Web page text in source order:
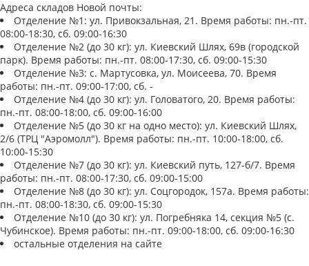
Адреса складов Новой почты:
Отделение №1: ул. Привокзальная, 21. Время работы: пн.-пт.
08:00-18:30, сб. 09:00-16:30
Отделение №2 (до 30 кг): ул. Киевский Шлях, 69в (городской
парк). Время работы: пн.-пт. 08:00-17:30, сб. 09:00-15:30
Отделение №3: с. Мартусовка, ул. Моисеева, 70. Время
работы: пн.-пт. 09:00-17:00, сб. -
Отделение №4 (до 30 кг): ул. Головатого, 20. Время работы:
пн.-пт. 08:00-18:00, сб. 09:00-16:00
Отделение №5 (до 30 кг на одно место): ул. Киевский Шлях,
2/6 (ТРЦ "Аэромолл"). Время работы: пн.-пт. 10:00-18:00, сб.
10:00-15:30
Отделение №7 (до 30 кг): ул. Киевский путь, 127-б/7. Время
работы: пн.-пт. 08:00-17:30, сб. 09:00-15:00
Отделение №8 (до 30 кг): ул. Соцгородок, 157а. Время работы:
пн.-пт. 08:00-18:30, сб. 09:00-15:30
Отделение №10 (до 30 кг): ул. Погребняка 14, секция №5 (с.
Чубинское). Время работы: пн.-пт. 09:00-18:00, сб. 09:00-16:30
остальные отделения на сайте